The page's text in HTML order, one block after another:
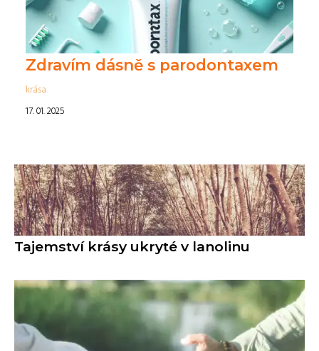
Zdravím dásně s parodontaxem
krása
17. 01. 2025
Tajemství krásy ukryté v lanolinu